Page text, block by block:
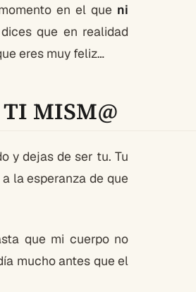
en el que ni
que en realidad
eres muy feliz…
MISM@
y dejas de ser tu. Tu
la esperanza de que
que mi cuerpo no
mucho antes que el